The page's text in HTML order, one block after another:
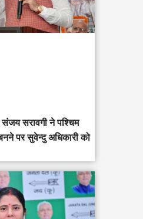
संजय सरावगी ने पश्चिम
पर सुवेन्दु अधिकारी को